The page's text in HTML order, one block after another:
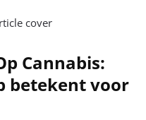
Cannabis:
betekent voor